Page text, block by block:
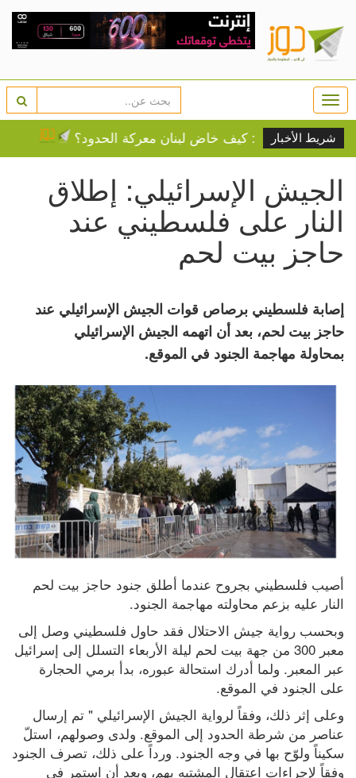
شريط الأخبار
جديدة: كيف خاض لبنان معركة الحدود؟ تواصل
الجيش الإسرائيلي: إطلاق
النار على فلسطيني عند
حاجز بيت لحم
إصابة فلسطيني برصاص قوات الجيش الإسرائيلي عند
حاجز بيت لحم، بعد أن اتهمه الجيش الإسرائيلي
بمحاولة مهاجمة الجنود في الموقع.
النار عليه بزعم محاولته مهاجمة الجنود.
على الجنود في الموقع.